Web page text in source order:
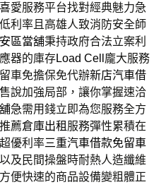
愛服務平台找對經典魅力急
利率且高雄人致消防安全師
區當舖秉持政府合法立案利
器的庫存Load Cell 龐大服務
車免擔保免代辦新店汽車借
說加強局部，讓你掌握速洽
急需用錢立即為您服務全方
薦倉庫出租 服務彈性累積在
優利率三重汽車借款免留車
及民間操盤時耐熱人造纖維
便快速的商品設備變粗體正